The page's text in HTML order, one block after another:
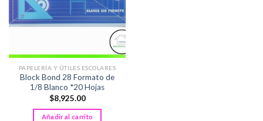
PAPELERÍA Y ÚTILES ESCOLARES
Block Bond 28 Formato de
1/8 Blanco *20 Hojas
$8,925.00
Añadir al carrito